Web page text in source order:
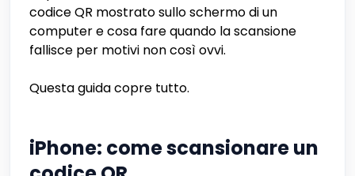
codice QR mostrato sullo schermo di un
computer e cosa fare quando la scansione
fallisce per motivi non così ovvi.
Questa guida copre tutto.
iPhone: come scansionare un